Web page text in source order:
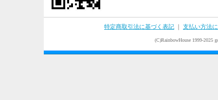
特定商取引法に基づく表記 支払い方法
(C)RainbowHouse 1999-2025